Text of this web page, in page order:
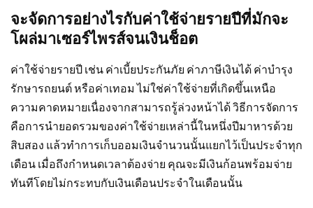
จะจัดการอย่างไรกับค่าใช้จ่ายรายปีที่มักจะ
โผล่มาเซอร์ไพรส์จนเงินช็อต
ค่าใช้จ่ายรายปี เช่น ค่าเบี้ยประกันภัย ค่าภาษีเงินได้ ค่าบำรุง
รักษารถยนต์ หรือค่าเทอม ไม่ใช่ค่าใช้จ่ายที่เกิดขึ้นเหนือ
ความคาดหมายเนื่องจากสามารถรู้ล่วงหน้าได้ วิธีการจัดการ
คือการนำยอดรวมของค่าใช้จ่ายเหล่านี้ในหนึ่งปีมาหารด้วย
สิบสอง แล้วทำการเก็บออมเงินจำนวนนั้นแยกไว้เป็นประจำทุก
เดือน เมื่อถึงกำหนดเวลาต้องจ่าย คุณจะมีเงินก้อนพร้อมจ่าย
ทันทีโดยไม่กระทบกับเงินเดือนประจำในเดือนนั้น